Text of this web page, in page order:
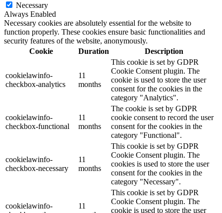
Necessary
Always Enabled
Necessary cookies are absolutely essential for the website to
function properly. These cookies ensure basic functionalities and
security features of the website, anonymously.
Cookie
Duration Description
cookielawinfo-
checkbox-analytics
11
months
This cookie is set by GDPR
Cookie Consent plugin. The
cookie is used to store the user
consent for the cookies in the
category "Analytics".
cookielawinfo-
checkbox-functional
11
months
The cookie is set by GDPR
cookie consent to record the user
consent for the cookies in the
category "Functional".
cookielawinfo-
checkbox-necessary
11
months
This cookie is set by GDPR
Cookie Consent plugin. The
cookies is used to store the user
consent for the cookies in the
category "Necessary".
cookielawinfo-
11
This cookie is set by GDPR
Cookie Consent plugin. The
cookie is used to store the user